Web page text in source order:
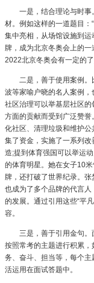
一是，结合理论与时事
材。例如这样的一道题目
集中亮相，从场馆设施到
牌，成为北京冬奥会上的
2022北京冬奥会有一定的
二是，善于使用案例。
波等家喻户晓的名人案例
社区治理可以举基层社区
方面的贡献而受到广泛赞誉
化社区、清理垃圾和维护
集了资金，实施了一系列
造;提到体育强国可以举运
的体育明星。她在女子10
牌，还打破了世界纪录。
也成为了多个品牌的代言
的发展。通过引用这些“平
容。
三是，善于引用金句。
按照常考的主题进行积累
务、奋斗、担当等，每个
活运用在面试答题中。